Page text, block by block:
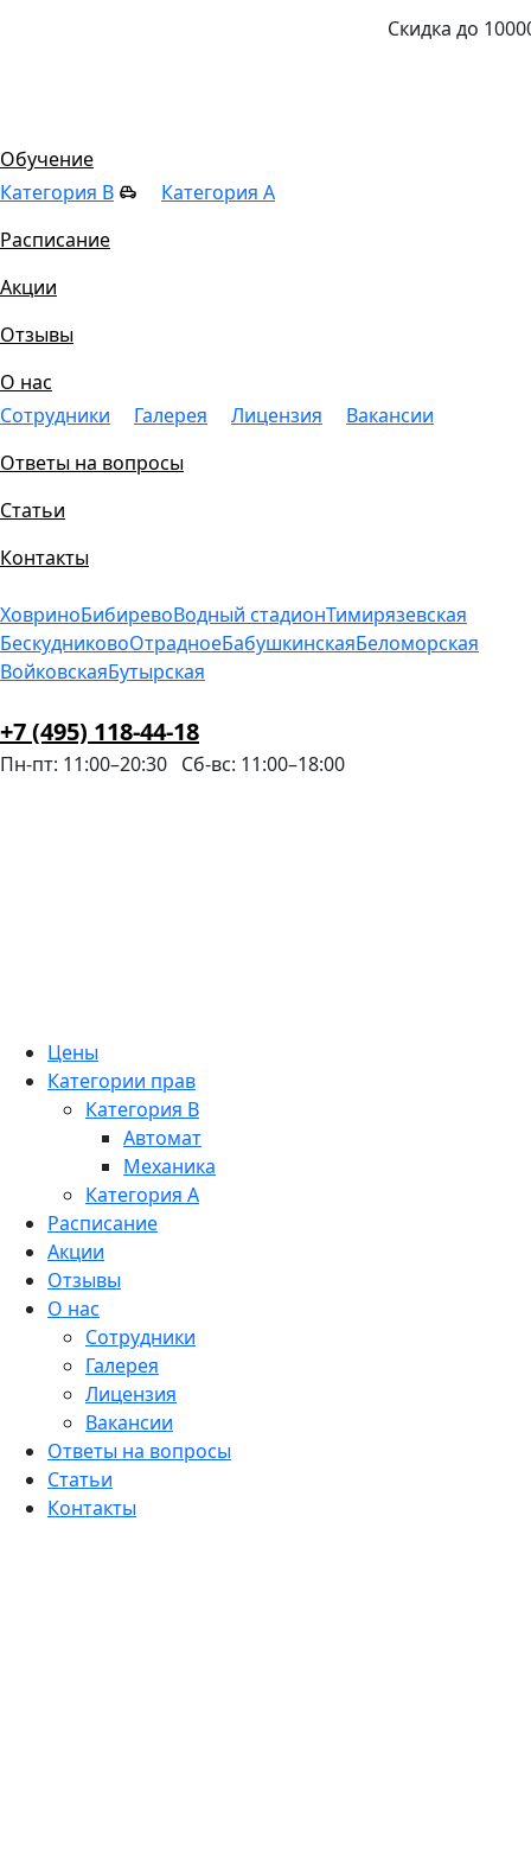
Обучение
Категория B
Категория A
Расписание
Акции
Отзывы
О нас
Сотрудники
Галерея Лицензия
Вакансии
Ответы на вопросы
Статьи
Контакты
ХовриноБибиревоВодный стадионТимирязевская
БескудниковоОтрадноеБабушкинскаяБеломорская
ВойковскаяБутырская
+7 (495) 118-44-18
Пн-пт: 11:00–20:30 Сб-вс: 11:00–18:00
Цены
Категории прав
Категория B
Автомат
Механика
Категория A
Расписание
Акции
Отзывы
О нас
Сотрудники
Галерея
Лицензия
Вакансии
Ответы на вопросы
Статьи
Контакты
Скидка до